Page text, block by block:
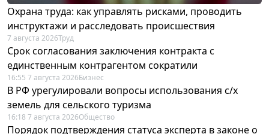
Охрана труда: как управлять рисками, проводить
инструктажи и расследовать происшествия
7 августа 2026Труд
Срок согласования заключения контракта с
единственным контрагентом сократили
16:55 7 августа 2026Бизнес
В РФ урегулировали вопросы использования с/х
земель для сельского туризма
16:18 7 августа 2026Общество
Порядок подтверждения статуса эксперта в законе о